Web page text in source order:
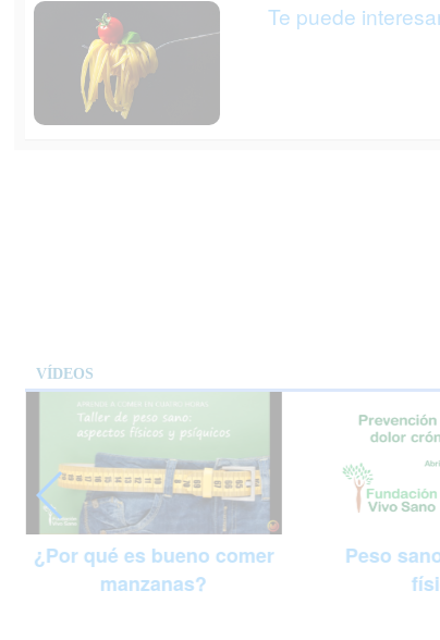
Te puede
VÍDEOS
¿Por qué es bueno comer
manzanas?
Peso